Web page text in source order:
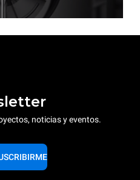
noticias y eventos.